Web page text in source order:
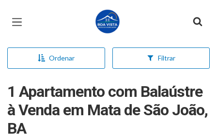
Página inicial
Ordenar Filtrar
1 Apartamento com Balaústre
à Venda em Mata de São João,
BA